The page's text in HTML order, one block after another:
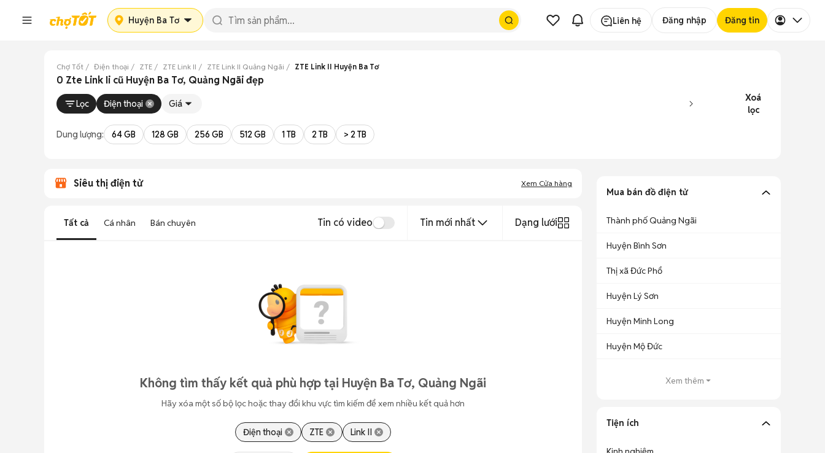
Huyện Ba Tơ Liên hệ Đăng nhập Đăng tin
Chợ Tốt Điện thoại ZTE ZTE Link II ZTE Link II Quảng Ngãi ZTE Link II Huyện Ba Tơ
0 Zte Link Ii cũ Huyện Ba Tơ, Quảng Ngãi đẹp
Lọc Điện thoại Giá
Xoá
lọc
Dung lượng: 64 GB 128 GB 256 GB 512 GB 1 TB 2 TB > 2 TB
Siêu thị điện tử Xem Cửa hàng
Tất cả Cá nhân Bán chuyên Tin có video Tin mới nhất Dạng lưới
Không tìm thấy kết quả phù hợp tại Huyện Ba Tơ, Quảng Ngãi
Hãy xóa một số bộ lọc hoặc thay đổi khu vực tìm kiếm để xem nhiều kết quả hơn
Điện thoại ZTE Link II
Mua bán đồ điện tử
Thành phố Quảng Ngãi
Huyện Bình Sơn
Thị xã Đức Phổ
Huyện Lý Sơn
Huyện Minh Long
Huyện Mộ Đức
Xem thêm
Tiện ích